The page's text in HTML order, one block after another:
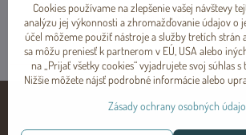
Cookies používame na zlepšenie vašej návštevy
analýzu jej výkonnosti a zhromažďovanie údajov o
účel môžeme použiť nástroje a služby tretích strán
sa môžu preniesť k partnerom v EÚ, USA alebo
na „Prijať všetky cookies“ vyjadrujete svoj súhlas
Nižšie môžete nájsť podrobné informácie alebo
Zásady ochrany osobných